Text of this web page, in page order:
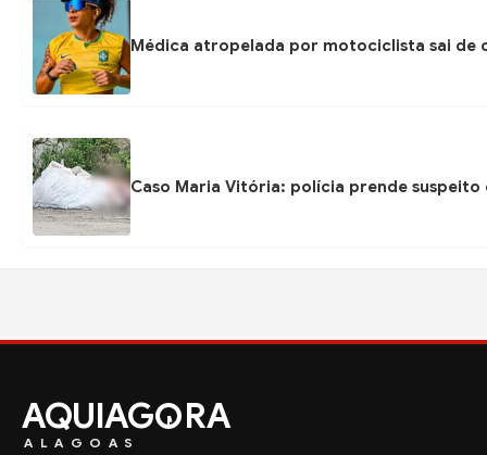
Médica atropelada por motociclista sai de
Caso Maria Vitória: polícia prende
AQUIAG RA
ALAGOAS